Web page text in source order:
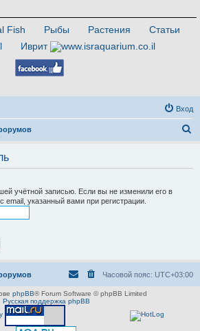
Fish Рыбы Растения
Статьи
Иврит
Вход
учётной записью. Если вы не изменили его в
email, указанный вами при регистрации.
Часовой пояс: UTC+03:00
phpBB® Forum Software © phpBB Limited
Русская поддержка phpBB